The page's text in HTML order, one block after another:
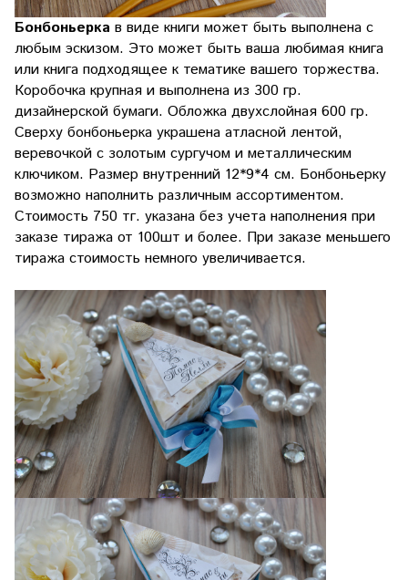
Бонбоньерка в виде книги может быть выполнена с
любым эскизом. Это может быть ваша любимая книга
или книга подходящее к тематике вашего торжества.
Коробочка крупная и выполнена из 300 гр.
дизайнерской бумаги. Обложка двухслойная 600 гр.
Сверху бонбоньерка украшена атласной лентой,
веревочкой с золотым сургучом и металлическим
ключиком. Размер внутренний 12*9*4 см. Бонбоньерку
возможно наполнить различным ассортиментом.
Стоимость 750 тг. указана без учета наполнения при
заказе тиража от 100шт и более. При заказе меньшего
тиража стоимость немного увеличивается.